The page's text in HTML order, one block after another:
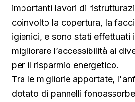
importanti lavori di
coinvolto la copertura, la
igienici, e sono stati effettuati
migliorare l’accessibilità ai
per il risparmio energetico.
Tra le migliorie apportate,
dotato di pannelli